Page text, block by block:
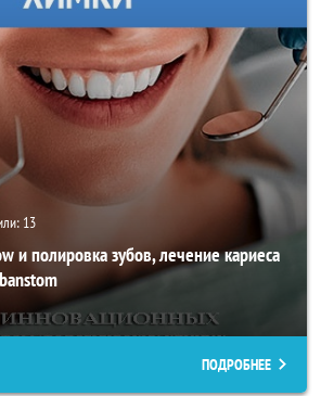
13
и полировка зубов, лечение кариеса
ПОДРОБНЕЕ